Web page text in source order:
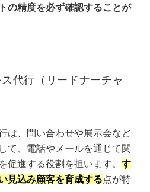
会社の事例
け」と言われる理由は？
主やフリーランスに依頼するメリ
くらですか？
成果が見込める？
だと何%？
成果が見込めますか？
の精度を必ず確認することが
代行（リードナーチャ
は、問い合わせや展示会など
て、電話やメールを通じて関
促進する役割を担います。 す
見込み顧客を育成する点が特